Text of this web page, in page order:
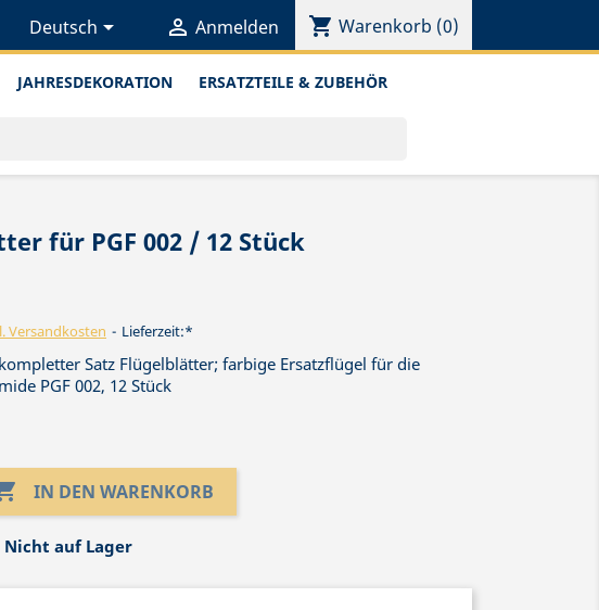
Deutsch  Anmelden shopping_cart Warenkorb (0)
JAHRESDEKORATION ERSATZTEILE & ZUBEHÖR
für PGF 002 / 12 Stück
Versandkosten Lieferzeit:*
Satz Flügelblätter; farbige Ersatzflügel für die
PGF 002, 12 Stück
IN DEN WARENKORB
auf Lager